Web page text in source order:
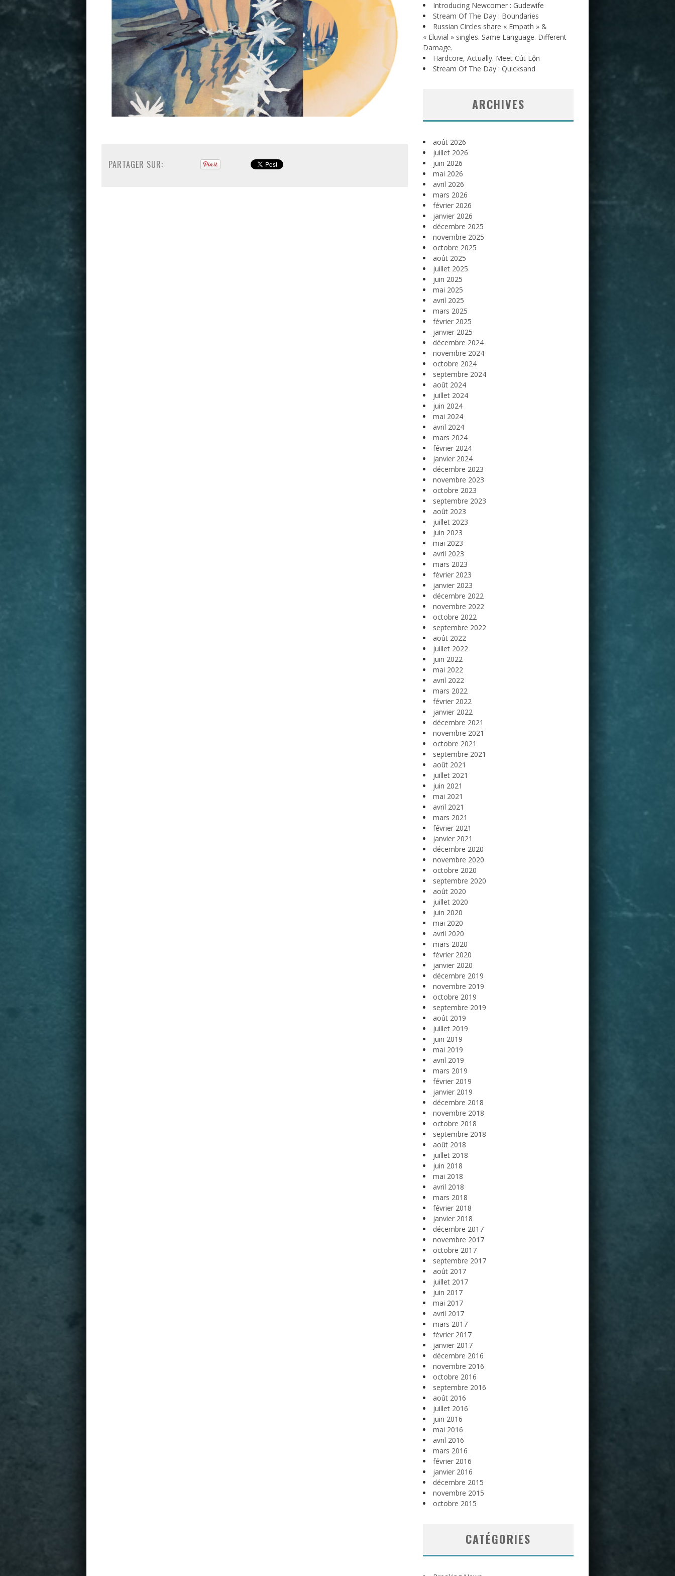
PARTAGER SUR:
Introducing Newcomer : Gudewife
Stream Of The Day : Boundaries
Russian Circles share « Empath » &
« Eluvial » singles. Same Language. Different
Damage.
Hardcore, Actually. Meet Cút Lộn
Stream Of The Day : Quicksand
ARCHIVES
août 2026
juillet 2026
juin 2026
mai 2026
avril 2026
mars 2026
février 2026
janvier 2026
décembre 2025
novembre 2025
octobre 2025
août 2025
juillet 2025
juin 2025
mai 2025
avril 2025
mars 2025
février 2025
janvier 2025
décembre 2024
novembre 2024
octobre 2024
septembre 2024
août 2024
juillet 2024
juin 2024
mai 2024
avril 2024
mars 2024
février 2024
janvier 2024
décembre 2023
novembre 2023
octobre 2023
septembre 2023
août 2023
juillet 2023
juin 2023
mai 2023
avril 2023
mars 2023
février 2023
janvier 2023
décembre 2022
novembre 2022
octobre 2022
septembre 2022
août 2022
juillet 2022
juin 2022
mai 2022
avril 2022
mars 2022
février 2022
janvier 2022
décembre 2021
novembre 2021
octobre 2021
septembre 2021
août 2021
juillet 2021
juin 2021
mai 2021
avril 2021
mars 2021
février 2021
janvier 2021
décembre 2020
novembre 2020
octobre 2020
septembre 2020
août 2020
juillet 2020
juin 2020
mai 2020
avril 2020
mars 2020
février 2020
janvier 2020
décembre 2019
novembre 2019
octobre 2019
septembre 2019
août 2019
juillet 2019
juin 2019
mai 2019
avril 2019
mars 2019
février 2019
janvier 2019
décembre 2018
novembre 2018
octobre 2018
septembre 2018
août 2018
juillet 2018
juin 2018
mai 2018
avril 2018
mars 2018
février 2018
janvier 2018
décembre 2017
novembre 2017
octobre 2017
septembre 2017
août 2017
juillet 2017
juin 2017
mai 2017
avril 2017
mars 2017
février 2017
janvier 2017
décembre 2016
novembre 2016
octobre 2016
septembre 2016
août 2016
juillet 2016
juin 2016
mai 2016
avril 2016
mars 2016
février 2016
janvier 2016
décembre 2015
novembre 2015
octobre 2015
CATÉGORIES